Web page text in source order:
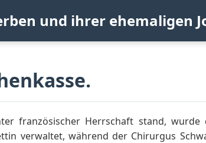
und ihrer ehemaligen
französischer Herrschaft stand,
verwaltet, während der Chirurgus